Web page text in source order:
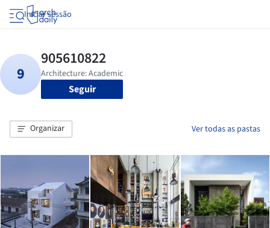
Iniciar sessão
Seguir
Organizar Ver todas as pastas